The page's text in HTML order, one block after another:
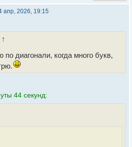
апр, 2026, 19:15
↑
диагонали, когда много букв,
44 секунд: